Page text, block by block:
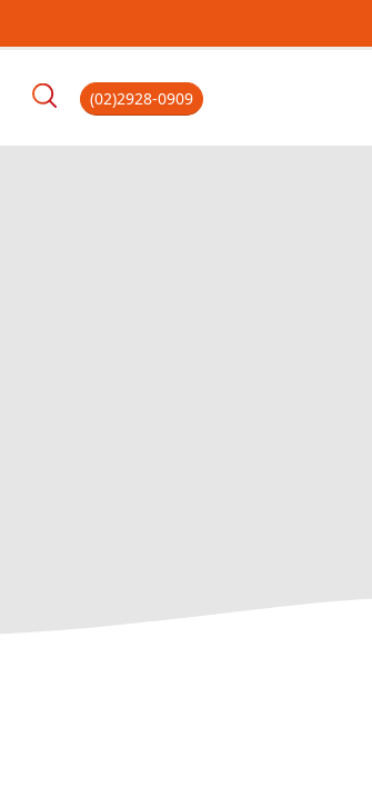
(02)2928-0909